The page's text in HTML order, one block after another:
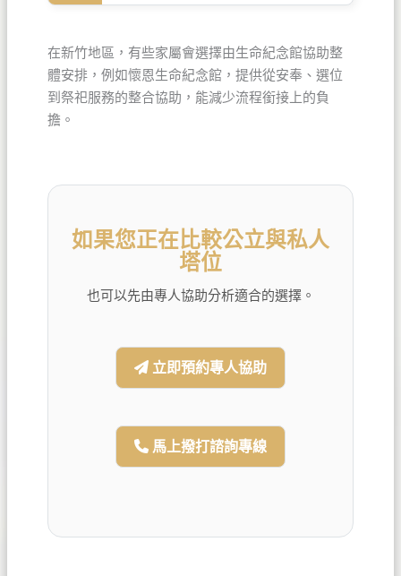
在新竹地區，有些家屬會選擇由生命紀念館協助整
體安排，例如懷恩生命紀念館，提供從安奉、選位
到祭祀服務的整合協助，能減少流程銜接上的負
擔。
如果您正在比較公立與私人
塔位
也可以先由專人協助分析適合的選擇。
立即預約專人協助
馬上撥打諮詢專線